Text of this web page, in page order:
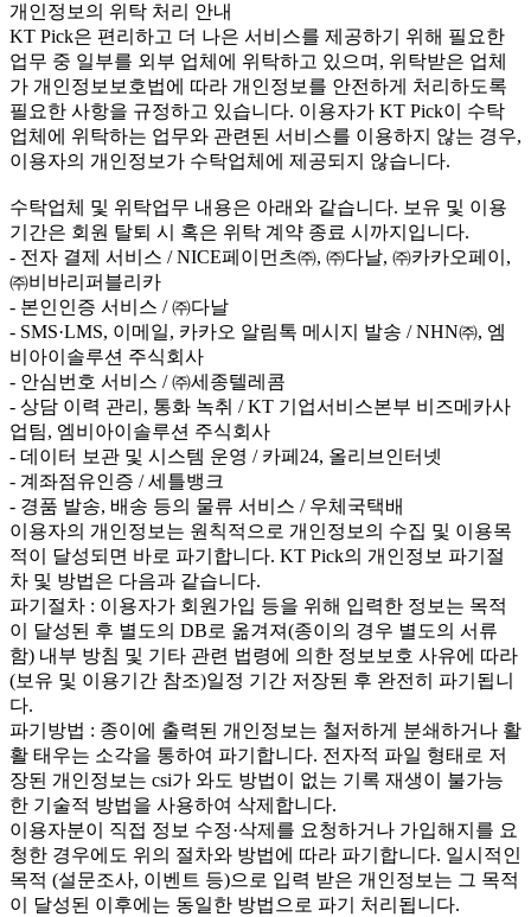
개인정보의 위탁 처리 안내
KT Pick은 편리하고 더 나은 서비스를 제공하기 위해 필요한
업무 중 일부를 외부 업체에 위탁하고 있으며, 위탁받은 업체
가 개인정보보호법에 따라 개인정보를 안전하게 처리하도록
필요한 사항을 규정하고 있습니다. 이용자가 KT Pick이 수탁
업체에 위탁하는 업무와 관련된 서비스를 이용하지 않는 경우,
이용자의 개인정보가 수탁업체에 제공되지 않습니다.
수탁업체 및 위탁업무 내용은 아래와 같습니다. 보유 및 이용
기간은 회원 탈퇴 시 혹은 위탁 계약 종료 시까지입니다.
- 전자 결제 서비스 / NICE페이먼츠㈜, ㈜다날, ㈜카카오페이,
㈜비바리퍼블리카
- 본인인증 서비스 / ㈜다날
- SMS·LMS, 이메일, 카카오 알림톡 메시지 발송 / NHN㈜, 엠
비아이솔루션 주식회사
- 안심번호 서비스 / ㈜세종텔레콤
- 상담 이력 관리, 통화 녹취 / KT 기업서비스본부 비즈메카사
업팀, 엠비아이솔루션 주식회사
- 데이터 보관 및 시스템 운영 / 카페24, 올리브인터넷
- 계좌점유인증 / 세틀뱅크
- 경품 발송, 배송 등의 물류 서비스 / 우체국택배
이용자의 개인정보는 원칙적으로 개인정보의 수집 및 이용목
적이 달성되면 바로 파기합니다. KT Pick의 개인정보 파기절
차 및 방법은 다음과 같습니다.
파기절차 : 이용자가 회원가입 등을 위해 입력한 정보는 목적
이 달성된 후 별도의 DB로 옮겨져(종이의 경우 별도의 서류
함) 내부 방침 및 기타 관련 법령에 의한 정보보호 사유에 따라
(보유 및 이용기간 참조)일정 기간 저장된 후 완전히 파기됩니
다.
파기방법 : 종이에 출력된 개인정보는 철저하게 분쇄하거나 활
활 태우는 소각을 통하여 파기합니다. 전자적 파일 형태로 저
장된 개인정보는 csi가 와도 방법이 없는 기록 재생이 불가능
한 기술적 방법을 사용하여 삭제합니다.
이용자분이 직접 정보 수정·삭제를 요청하거나 가입해지를 요
청한 경우에도 위의 절차와 방법에 따라 파기합니다. 일시적인
목적 (설문조사, 이벤트 등)으로 입력 받은 개인정보는 그 목적
이 달성된 이후에는 동일한 방법으로 파기 처리됩니다.